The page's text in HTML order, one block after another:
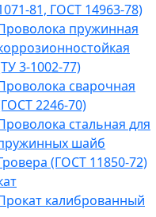
81, ГОСТ 14963-78)
пружинная
3-1002-77)
сварочная
2246-70)
стальная для
шайб
(ГОСТ 11850-72)
калиброванный